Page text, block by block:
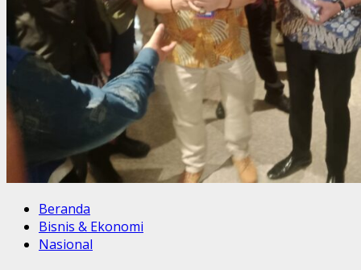
Beranda
Bisnis & Ekonomi
Nasional